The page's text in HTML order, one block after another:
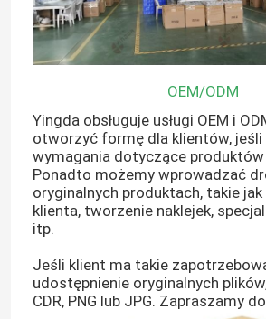
Dom
Produkty
OEM/ODM
Yingda obsługuje usługi OEM i
otworzyć formę dla klientów, jeśli
wymagania dotyczące
Ponadto możemy wprowadzać
oryginalnych produktach, takie
klienta, tworzenie naklejek,
itp.
Jeśli klient ma takie
udostępnienie oryginalnych
CDR, PNG lub JPG. Zapraszamy